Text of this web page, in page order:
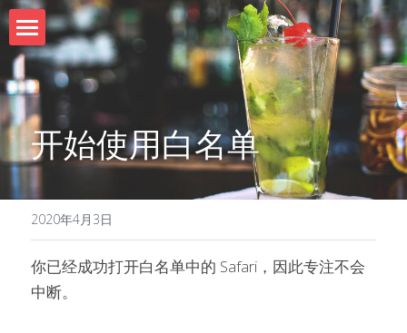
首页
开始使用白名单
2020年4月3日
你已经成功打开白名单中的 Safari，因此专注不会
中断。